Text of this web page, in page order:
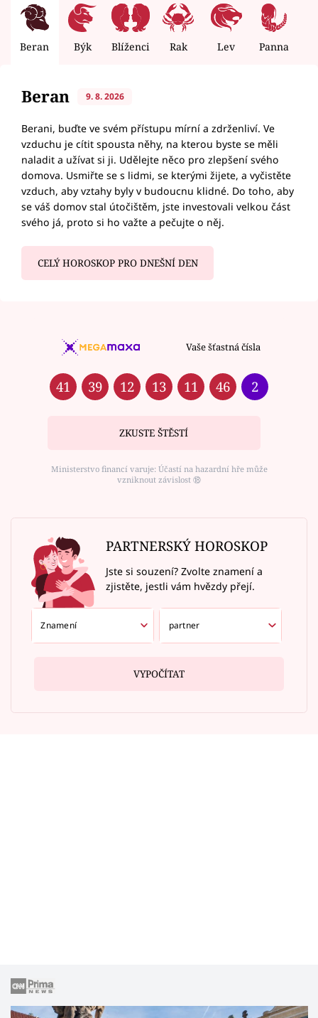
Beran Býk Blíženci Rak Lev Panna
Beran 9. 8. 2026
Berani, buďte ve svém přístupu mírní a zdrženliví. Ve
vzduchu je cítit spousta něhy, na kterou byste se měli
naladit a užívat si ji. Udělejte něco pro zlepšení svého
domova. Usmiřte se s lidmi, se kterými žijete, a vyčistěte
vzduch, aby vztahy byly v budoucnu klidné. Do toho, aby
se váš domov stal útočištěm, jste investovali velkou část
svého já, proto si ho važte a pečujte o něj.
CELÝ HOROSKOP PRO DNEŠNÍ DEN
Vaše šťastná čísla
41 39 12 13 11 46 2
ZKUSTE ŠTĚSTÍ
Ministerstvo financí varuje: Účastí na hazardní hře může
vzniknout závislost ⑱
PARTNERSKÝ HOROSKOP
Jste si souzení? Zvolte znamení a
zjistěte, jestli vám hvězdy přejí.
VYPOČÍTAT